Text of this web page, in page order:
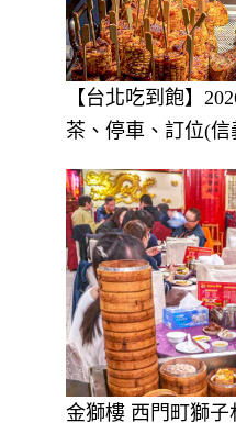
【台北吃到飽】
茶、停車、訂位(
金獅樓 西門町獅